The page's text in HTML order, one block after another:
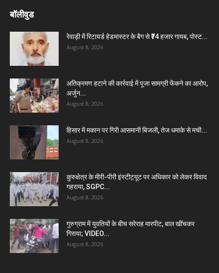
बॉलीवुड
रेवाड़ी में रिटायर्ड हेडमास्टर के बैग से ₹74 हजार गायब, पोस्ट...
August 8, 2026
अतिक्रमण हटाने की कार्रवाई में पूजा सामग्री फेंकने का आरोप,
अर्जुन...
August 8, 2026
हिसार में मकान पर गिरी आसमानी बिजली, तेज धमाके से मची...
August 8, 2026
कुरुक्षेत्र के मीरी-पीरी इंस्टीट्यूट पर अधिकार को लेकर विवाद
गहराया, SGPC...
August 8, 2026
गुरुग्राम में युवतियों के बीच सरेराह मारपीट, बाल खींचकर
गिराया; VIDEO...
August 8, 2026